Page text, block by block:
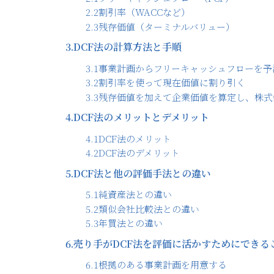
2.2割引率（WACCなど）
2.3残存価値（ターミナルバリュー）
3.DCF法の計算方法と手順
3.1事業計画からフリーキャッシュフローを予
3.2割引率を使って現在価値に割り引く
3.3残存価値を加えて企業価値を算定し、株
4.DCF法のメリットとデメリット
4.1DCF法のメリット
4.2DCF法のデメリット
5.DCF法と他の評価手法との違い
5.1純資産法との違い
5.2類似会社比較法との違い
5.3年買法との違い
6.売り手がDCF法を評価に活かすためにできる
6.1根拠のある事業計画を用意する